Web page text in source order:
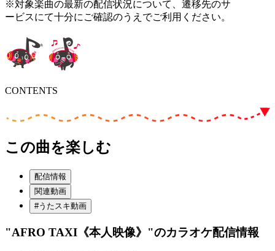
※対象楽曲の最新の配信状況について、遷移先のサ
ービスにて十分にご確認のうえでご利用ください。
CONTENTS
この曲を楽しむ
配信情報
関連動画
#うたスキ動画
"AFRO TAXI《本人映像》"のカラオケ配信情報